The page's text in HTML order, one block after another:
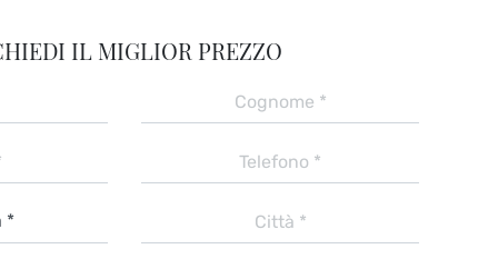
IL MIGLIOR PREZZO